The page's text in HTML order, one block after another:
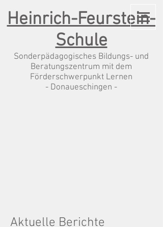
Heinrich-Feurstein-
Schule
Sonderpädagogisches Bildungs- und
Beratungszentrum mit dem
Förderschwerpunkt Lernen
- Donaueschingen -
Aktuelle Berichte